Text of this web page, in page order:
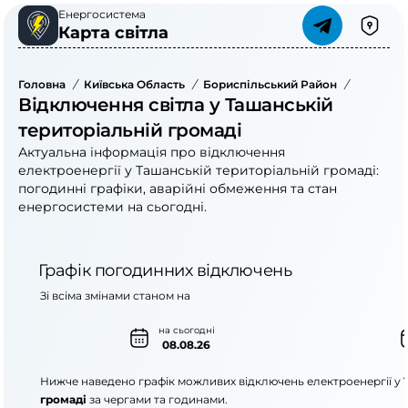
Енергосистема
Карта світла
Головна / Київська Область / Бориспільський Район /
Відключення світла у Ташанській
територіальній громаді
Актуальна інформація про відключення
електроенергії у Ташанській територіальній громаді:
погодинні графіки, аварійні обмеження та стан
енергосистеми на сьогодні.
Графік погодинних відключень
на сьогодні
08.08.26
Зі всіма змінами станом на
Нижче наведено графік можливих відключень електроенергії у
громаді за чергами та годинами.